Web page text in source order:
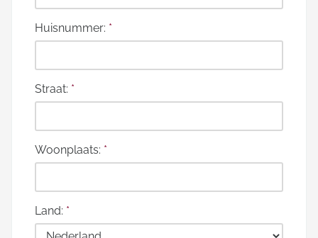
Huisnummer: *
Straat: *
Woonplaats: *
Land: *